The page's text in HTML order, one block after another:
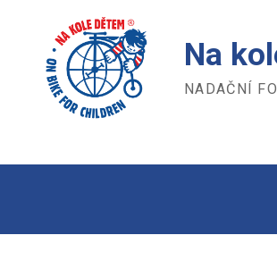
Na
NADAČNÍ